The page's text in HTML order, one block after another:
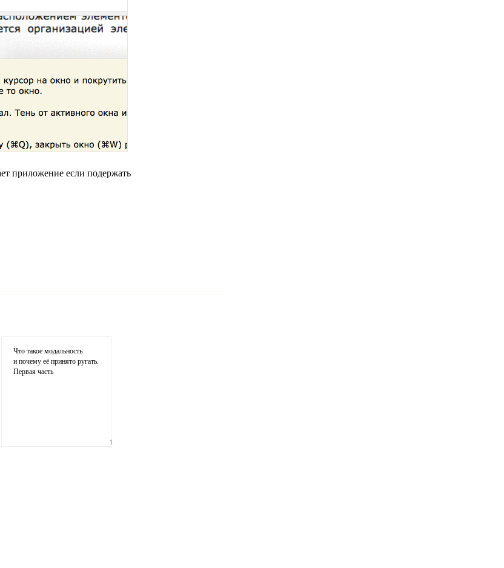
приложение если подержать
Что такое модальность
и почему её принято ругать.
Первая часть
1